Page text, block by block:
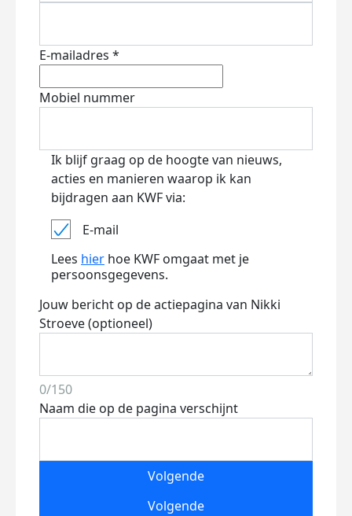
E-mailadres *
Mobiel nummer
Ik blijf graag op de hoogte van nieuws,
acties en manieren waarop ik kan
bijdragen aan KWF via:
E-mail
Lees hier hoe KWF omgaat met je
persoonsgegevens.
Jouw bericht op de actiepagina van Nikki
Stroeve (optioneel)
0/150
Naam die op de pagina verschijnt
Volgende
Volgende